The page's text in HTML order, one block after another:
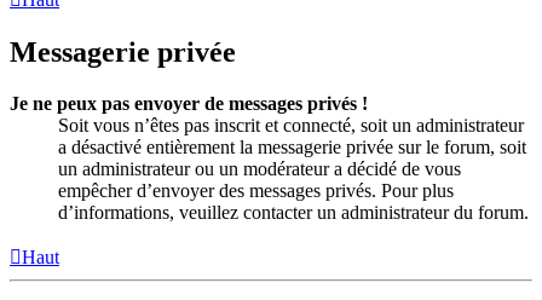
Messagerie privée
Je ne peux pas envoyer de messages privés !
Soit vous n’êtes pas inscrit et connecté, soit un administrateur
a désactivé entièrement la messagerie privée sur le forum, soit
un administrateur ou un modérateur a décidé de vous
empêcher d’envoyer des messages privés. Pour plus
d’informations, veuillez contacter un administrateur du forum.
Haut